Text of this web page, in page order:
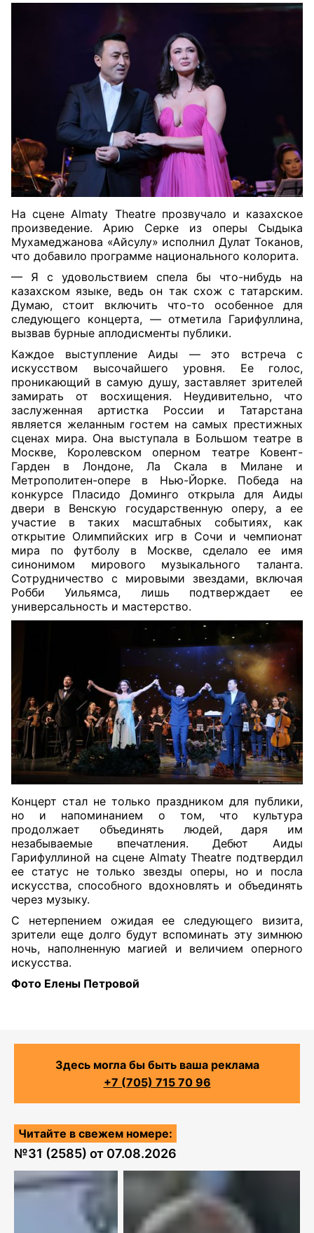
На сцене Almaty Theatreпрозвучало и казахское
произведение. Арию Серке из оперы Сыдыка
Мухамеджанова «Айсулу» исполнил Дулат Токанов,
что добавило программе национального колорита.
— Я с удовольствием спела бы что-нибудь на
казахском языке, ведь он так схож с татарским.
Думаю, стоит включить что-то особенное для
следующего концерта, — отметила Гарифуллина,
вызвав бурные аплодисменты публики.
Каждое выступление Аиды — это встреча с
искусством высочайшего уровня. Ее голос,
проникающий в самую душу, заставляет зрителей
замирать от восхищения. Неудивительно, что
заслуженная артистка России и Татарстана
является желанным гостем на самых престижных
сценах мира. Она выступала в Большом театре в
Москве, Королевском оперном театре Ковент-
Гарден в Лондоне, Ла Скала в Милане и
Метрополитен-опере в Нью-Йорке. Победа на
конкурсе Пласидо Доминго открыла для Аиды
двери в Венскую государственную оперу, а ее
участие в таких масштабных событиях, как
открытие Олимпийских игр в Сочи и чемпионат
мира по футболу в Москве, сделало ее имя
синонимом мирового музыкального таланта.
Сотрудничество с мировыми звездами, включая
Робби Уильямса, лишь подтверждает ее
универсальность и мастерство.
Концерт стал не только праздником для публики,
но и напоминанием о том, что культура
продолжает объединять людей, даря им
незабываемые впечатления. Дебют Аиды
Гарифуллиной на сцене Almaty Theatre подтвердил
ее статус не только звезды оперы, но и посла
искусства, способного вдохновлять и объединять
через музыку.
С нетерпением ожидая ее следующего визита,
зрители еще долго будут вспоминать эту зимнюю
ночь, наполненную магией и величием оперного
искусства.
Фото Елены Петровой
Здесь могла бы быть ваша реклама
+7 (705) 715 70 96
Читайте в свежем номере:
№31 (2585) от 07.08.2026